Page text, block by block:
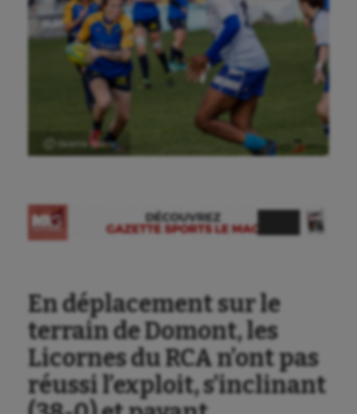
Aéronautique
Ⓒ Gazette Sports
En déplacement sur le
terrain de Domont, les
Licornes du RCA n’ont pas
réussi l’exploit, s’inclinant